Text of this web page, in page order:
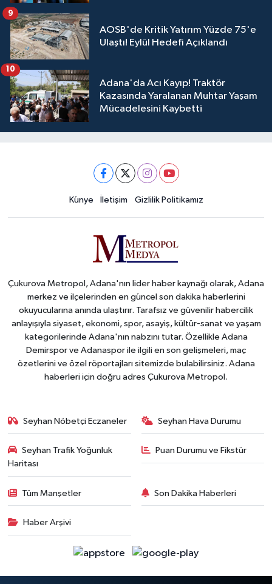
AOSB'de Kritik Yatırım Yüzde 75'e
Ulaştı! Eylül Hedefi Açıklandı
9
Adana'da Acı Kayıp! Traktör
Kazasında Yaralanan Muhtar Yaşam
Mücadelesini Kaybetti
10
Künye İletişim Gizlilik Politikamız
Çukurova Metropol, Adana'nın lider haber kaynağı olarak, Adana
merkez ve ilçelerinden en güncel son dakika haberlerini
okuyucularına anında ulaştırır. Tarafsız ve güvenilir habercilik
anlayışıyla siyaset, ekonomi, spor, asayiş, kültür-sanat ve yaşam
kategorilerinde Adana'nın nabzını tutar. Özellikle Adana
Demirspor ve Adanaspor ile ilgili en son gelişmeleri, maç
özetlerini ve özel röportajları sitemizde bulabilirsiniz. Adana
haberleri için doğru adres Çukurova Metropol.
Seyhan Nöbetçi Eczaneler Seyhan Hava Durumu
Seyhan Trafik Yoğunluk
Haritası
Puan Durumu ve Fikstür
Tüm Manşetler Son Dakika Haberleri
Haber Arşivi